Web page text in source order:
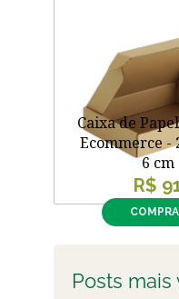
Caixa de
Ecommerce -
6 cm
R$
Posts mais